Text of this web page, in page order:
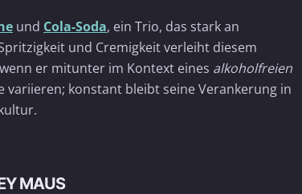
und Cola-Soda, ein Trio, das stark an
und Cremigkeit verleiht diesem
er mitunter im Kontext eines alkoholfreien
konstant bleibt seine Verankerung in
MAUS